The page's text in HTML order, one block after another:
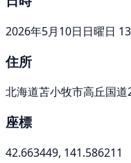
2026年5月10日日曜日
住所
北海道苫小牧市高丘国
座標
42.663449, 141.586211